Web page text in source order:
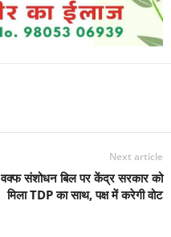
Next article
वक्फ संशोधन बिल पर केंद्र सरकार को
मिला TDP का साथ, पक्ष में करेगी वोट